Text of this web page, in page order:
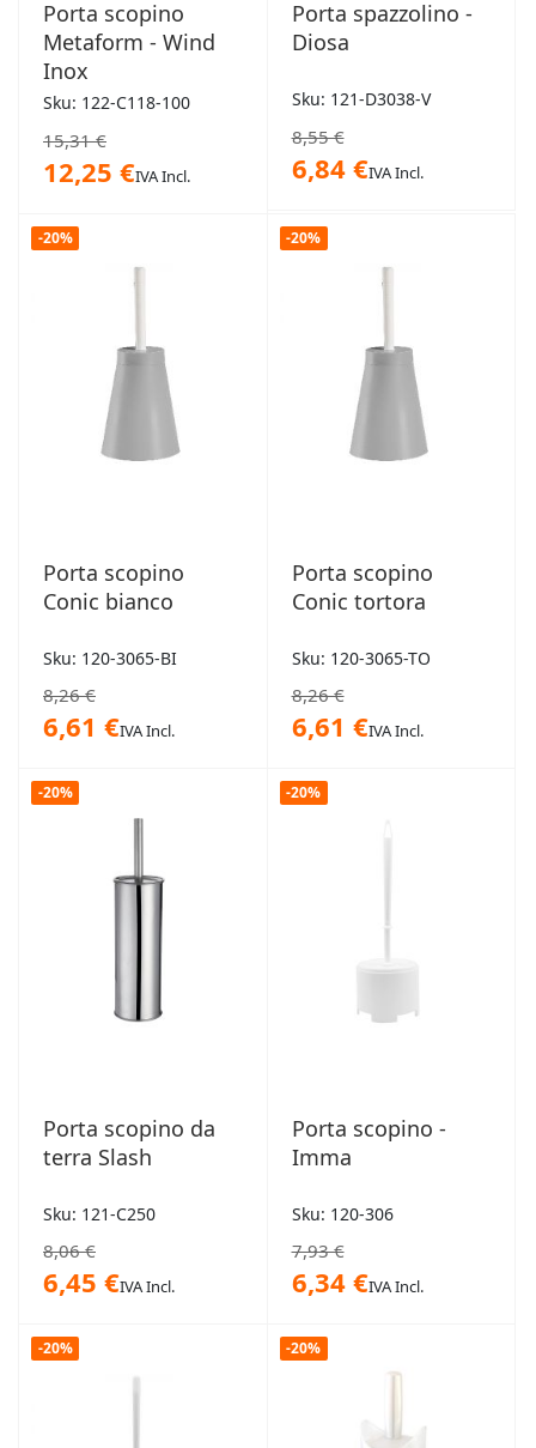
Porta scopino
Metaform - Wind
Inox
Sku: 122-C118-100
15,31 €
12,25 €IVA Incl.
Porta spazzolino -
Diosa
Sku: 121-D3038-V
8,55 €
6,84 €IVA Incl.
-20%
Porta scopino
Conic bianco
Sku: 120-3065-BI
8,26 €
6,61 €IVA Incl.
-20%
Porta scopino
Conic tortora
Sku: 120-3065-TO
8,26 €
6,61 €IVA Incl.
-20%
Porta scopino da
terra Slash
Sku: 121-C250
8,06 €
6,45 €IVA Incl.
-20%
Porta scopino -
Imma
Sku: 120-306
7,93 €
6,34 €IVA Incl.
-20% -20%